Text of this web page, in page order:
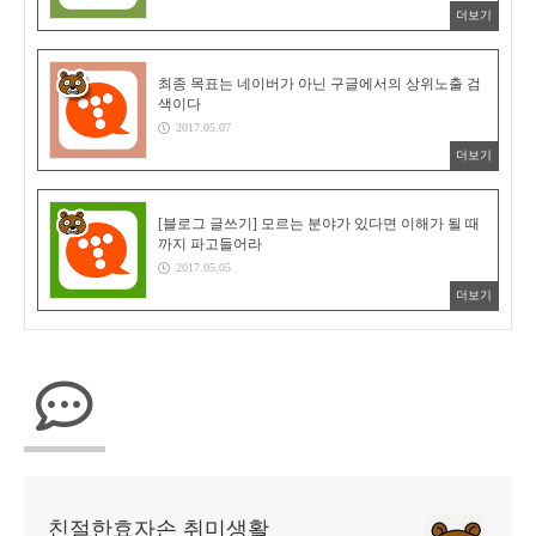
더보기
최종 목표는 네이버가 아닌 구글에서의 상위노출 검
색이다
2017.05.07
더보기
[블로그 글쓰기] 모르는 분야가 있다면 이해가 될 때
까지 파고들어라
2017.05.05
더보기
친절한효자손 취미생활